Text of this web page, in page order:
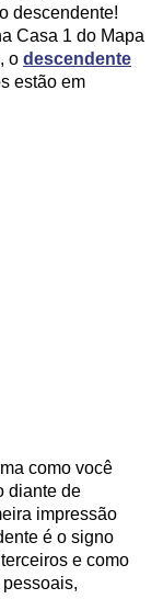
descendente!
Casa 1 do Mapa
o descendente
estão em
como você
diante de
impressão
é o signo
e como